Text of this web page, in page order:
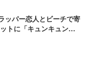
ッパー恋人とビーチで寄
トに「キュンキュンす